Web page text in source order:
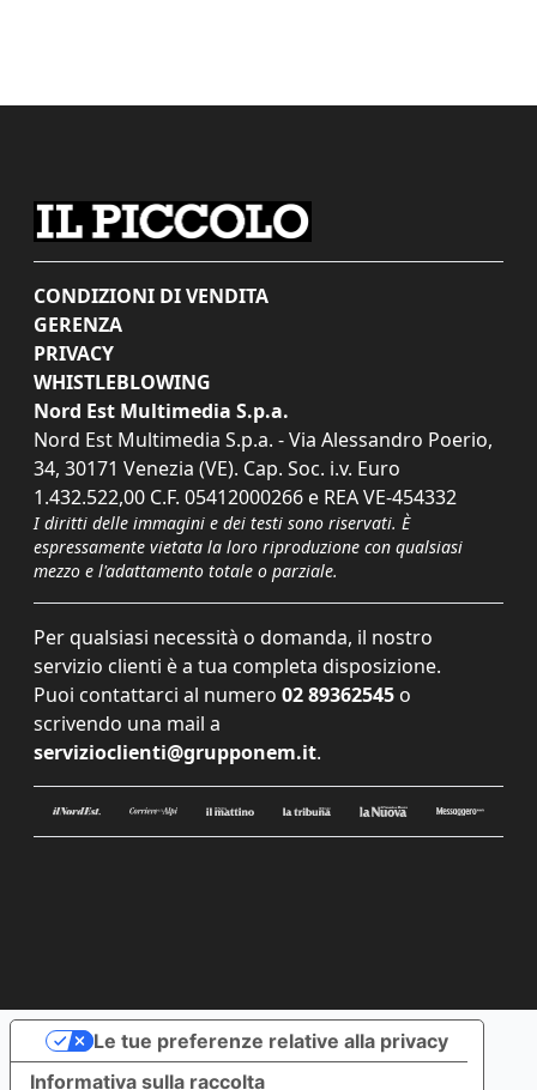
CONDIZIONI DI VENDITA
GERENZA
PRIVACY
WHISTLEBLOWING
Nord Est Multimedia S.p.a.
Nord Est Multimedia S.p.a. - Via Alessandro Poerio,
34, 30171 Venezia (VE). Cap. Soc. i.v. Euro
1.432.522,00 C.F. 05412000266 e REA VE-454332
I diritti delle immagini e dei testi sono riservati. È
espressamente vietata la loro riproduzione con qualsiasi
mezzo e l'adattamento totale o parziale.
Per qualsiasi necessità o domanda, il nostro
servizio clienti è a tua completa disposizione.
Puoi contattarci al numero 02 89362545 o
scrivendo una mail a
servizioclienti@grupponem.it.
Informativa sulla raccolta
Le tue preferenze relative alla privacy